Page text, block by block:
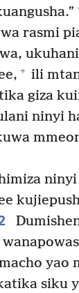
rasmi
+ ili
giza
ninyi
yao
siku